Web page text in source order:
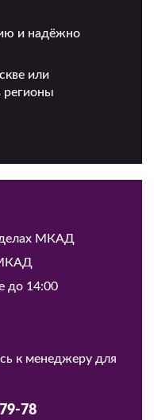
и надёжно
или
регионы
МКАД
МКАД
до 14:00
к менеджеру для
78